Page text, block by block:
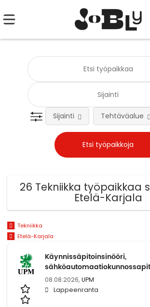
Sijainti Tehtäväalue
26 Tekniikka työpaikkaa
Etelä-Karjala
Tekniikka
Etelä-Karjala
Käynnissäpitoinsinööri,
08.08.2026, UPM
Lappeenranta